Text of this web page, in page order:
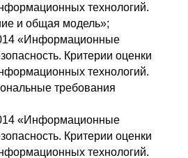
технологий.
и общая модель»;
«Информационные
Критерии оценки
технологий.
требования
«Информационные
Критерии оценки
технологий.